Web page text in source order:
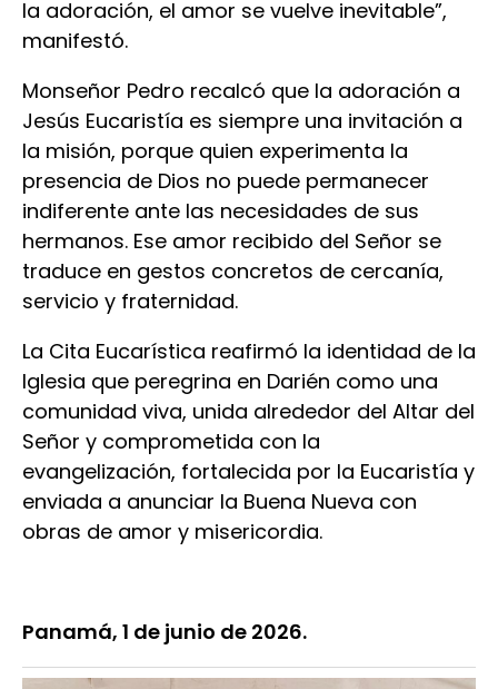
la adoración, el amor se vuelve inevitable”,
manifestó.
Monseñor Pedro recalcó que la adoración a
Jesús Eucaristía es siempre una invitación a
la misión, porque quien experimenta la
presencia de Dios no puede permanecer
indiferente ante las necesidades de sus
hermanos. Ese amor recibido del Señor se
traduce en gestos concretos de cercanía,
servicio y fraternidad.
La Cita Eucarística reafirmó la identidad de la
Iglesia que peregrina en Darién como una
comunidad viva, unida alrededor del Altar del
Señor y comprometida con la
evangelización, fortalecida por la Eucaristía y
enviada a anunciar la Buena Nueva con
obras de amor y misericordia.
Panamá, 1 de junio de 2026.